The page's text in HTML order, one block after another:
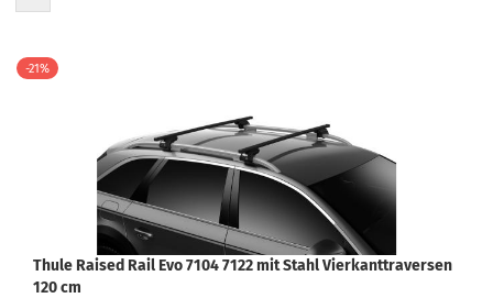
-21%
Thule Raised Rail Evo 7104 7122 mit Stahl Vierkanttraversen
120 cm